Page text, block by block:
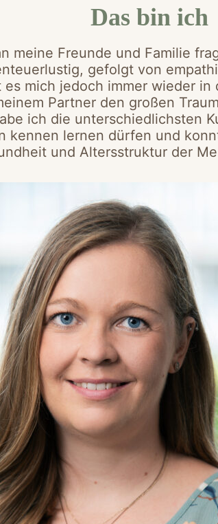
Das bin ich
meine Freunde und Familie
gefolgt von
mich jedoch immer wieder
Partner den großen
ich die unterschiedlichsten
kennen lernen dürfen und
und Altersstruktur der